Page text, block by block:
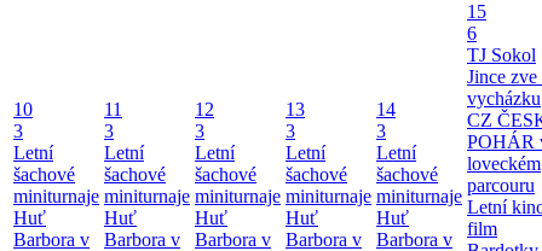
10
3
Letní
šachové
miniturnaje
Huť
Barbora v
11
3
Letní
šachové
miniturnaje
Huť
Barbora v
12
3
Letní
šachové
miniturnaje
Huť
Barbora v
13
3
Letní
šachové
miniturnaje
Huť
Barbora v
14
3
Letní
šachové
miniturnaje
Huť
Barbora v
15
6
TJ Sokol
Jince zve
vycházku
CZ
POHÁR
loveckém
parcouru
Letní
film